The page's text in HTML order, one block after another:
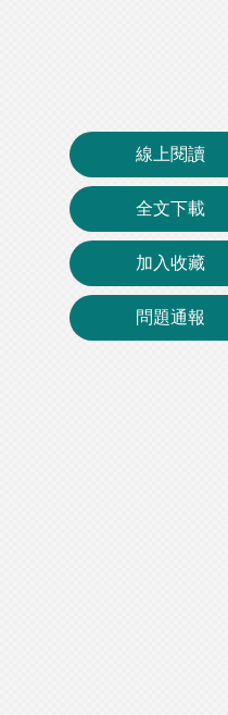
線上閱讀
全文下載
加入收藏
問題通報